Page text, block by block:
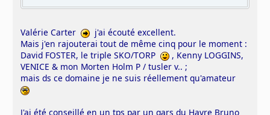
Valérie Carter
j'ai écouté excellent.
Mais j'en rajouterai tout de même cinq pour le moment :
David FOSTER, le triple SKO/TORP
, Kenny LOGGINS,
VENICE & mon Morten Holm P / tusler v.. ;
mais ds ce domaine je ne suis réellement qu'amateur
J'ai été conseillé en un tps par un gars du Havre Bruno